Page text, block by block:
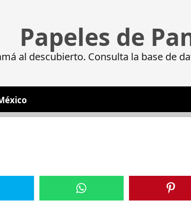
Papeles de
al descubierto. Consulta la base de